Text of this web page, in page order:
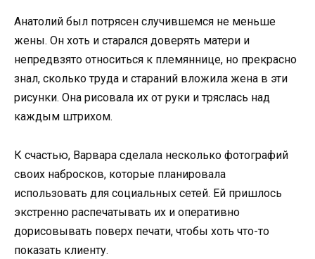
Анатолий был потрясен случившемся не меньше
жены. Он хоть и старался доверять матери и
непредвзято относиться к племяннице, но прекрасно
знал, сколько труда и стараний вложила жена в эти
рисунки. Она рисовала их от руки и тряслась над
каждым штрихом.
К счастью, Варвара сделала несколько фотографий
своих набросков, которые планировала
использовать для социальных сетей. Ей пришлось
экстренно распечатывать их и оперативно
дорисовывать поверх печати, чтобы хоть что-то
показать клиенту.